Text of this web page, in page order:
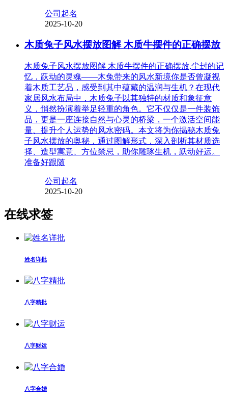
公司起名
2025-10-20
木质兔子风水摆放图解 木质牛摆件的正确摆放
木质兔子风水摆放图解 木质牛摆件的正确摆放,尘封的记
忆，跃动的灵魂——木兔带来的风水新境你是否曾凝视
着木质工艺品，感受到其中蕴藏的温润与生机？在现代
家居风水布局中，木质兔子以其独特的材质和象征意
义，悄然扮演着举足轻重的角色。它不仅仅是一件装饰
品，更是一座连接自然与心灵的桥梁，一个激活空间能
量、提升个人运势的风水密码。本文将为你揭秘木质兔
子风水摆放的奥秘，通过图解形式，深入剖析其材质选
择、造型寓意、方位禁忌，助你雕琢生机，跃动好运。
准备好跟随
公司起名
2025-10-20
在线求签
姓名详批
八字精批
八字财运
八字合婚